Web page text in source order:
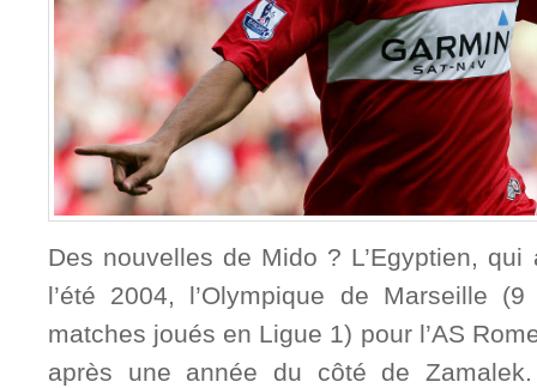
Des nouvelles de Mido ? L’Egyptien,
l’été 2004, l’Olympique de Marseille
matches joués en Ligue 1) pour l’AS
après une année du côté de Zamalek.